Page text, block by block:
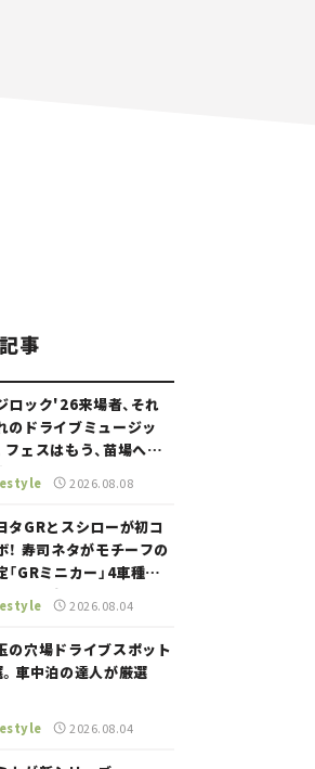
事
ロック'26来場者、それ
のドライブミュージッ
フェスはもう、苗場への
から始まっていた。
2026.08.08
タGRとスシローが初コ
！ 寿司ネタがモチーフの
「GRミニカー」4車種が
。入手方法は？【クルマ
ビー】
2026.08.04
の穴場ドライブスポット
車中泊の達人が厳選
2026.08.04